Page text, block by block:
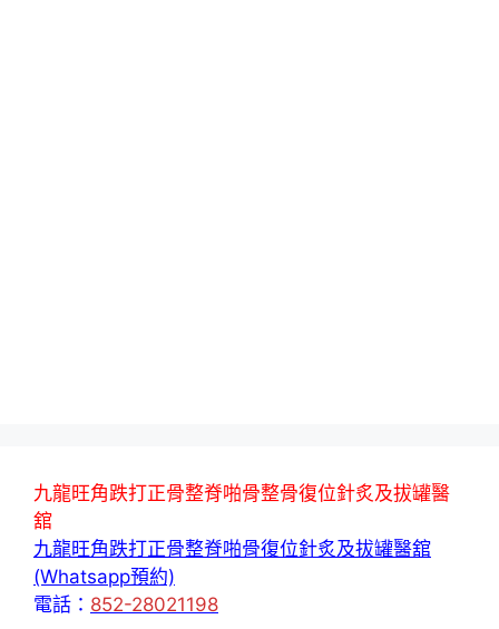
九龍旺角跌打正骨整脊啪骨整骨復位針炙及拔罐醫
舘
九龍旺角跌打正骨整脊啪骨復位針炙及拔罐醫舘
(Whatsapp預約)
電話： 852-28021198